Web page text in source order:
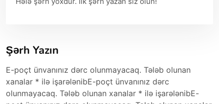
Şərh Yazın
E-poçt ünvanınız dərc olunmayacaq. Tələb olunan
xanalar * ilə işarələnibE-poçt ünvanınız dərc
olunmayacaq. Tələb olunan xanalar * ilə işarələnibE-